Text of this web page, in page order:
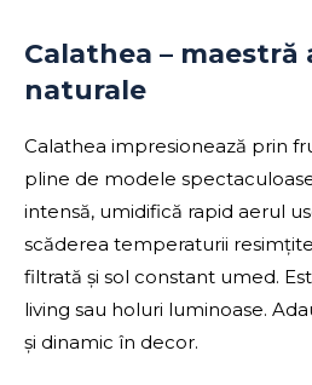
Calathea –
naturale
Calathea impresionează prin
pline de modele
intensă, umidifică rapid aerul
scăderea temperaturii
filtrată și sol constant umed.
living sau holuri luminoase.
și dinamic în decor.